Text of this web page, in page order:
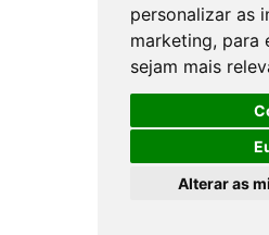
personalizar as
marketing, para
sejam mais
Alterar as